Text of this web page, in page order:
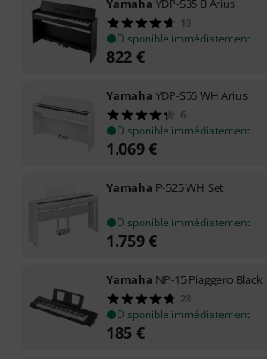
10
Disponible immédiatement
822 €
Yamaha YDP-S55 WH Arius
6
Disponible immédiatement
1.069€
Yamaha P-525 WH Set
Disponible immédiatement
1.759€
Yamaha NP-15 Piaggero Black
28
Disponible immédiatement
185 €